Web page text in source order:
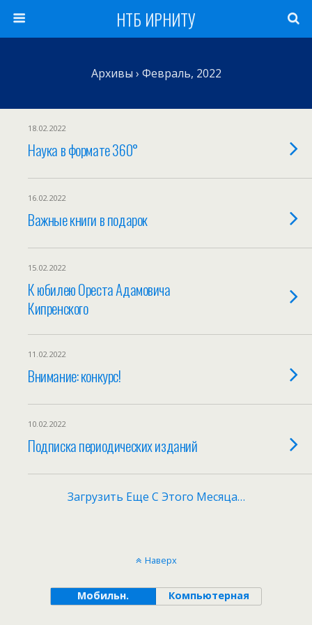
НТБ ИРНИТУ
Архивы › Февраль, 2022
18.02.2022
Наука в формате 360°
16.02.2022
Важные книги в подарок
15.02.2022
К юбилею Ореста Адамовича
Кипренского
11.02.2022
Внимание: конкурс!
10.02.2022
Подписка периодических изданий
Загрузить Еще С Этого Месяца…
Наверх
Мобильн. Компьютерная